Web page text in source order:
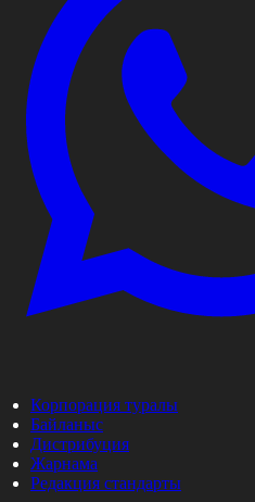
Корпорация туралы
Байланыс
Дистрибуция
Жарнама
Редакция стандарты